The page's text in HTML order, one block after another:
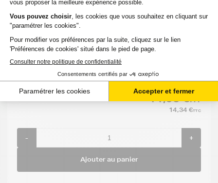
EXPÉDITION : 6 À 15 JOURS Voir le produit
Compatible :
736 DTN
Capacité
:
25 000
pages
11,95 €HT
14,34 €TTC
- +
Ajouter au panier